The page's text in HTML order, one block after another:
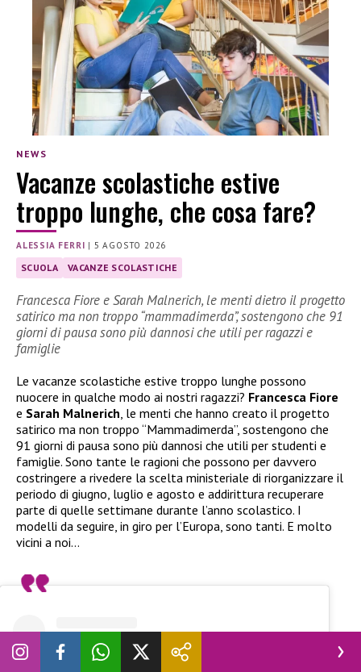
NEWS
Vacanze scolastiche estive
troppo lunghe, che cosa fare?
ALESSIA FERRI | 5 AGOSTO 2026
SCUOLA VACANZE SCOLASTICHE
Francesca Fiore e Sarah Malnerich, le menti dietro il progetto
satirico ma non troppo “mammadimerda”, sostengono che 91
giorni di pausa sono più dannosi che utili per ragazzi e
famiglie
Le vacanze scolastiche estive troppo lunghe possono
nuocere in qualche modo ai nostri ragazzi? Francesca Fiore
e Sarah Malnerich , le menti che hanno creato il progetto
satirico ma non troppo “Mammadimerda”, sostengono che
91 giorni di pausa sono più dannosi che utili per studenti e
famiglie. Sono tante le ragioni che possono per davvero
costringere a rivedere la scelta ministeriale di riorganizzare il
periodo di giugno, luglio e agosto e addirittura recuperare
parte di quelle settimane durante l’anno scolastico. I
modelli da seguire, in giro per l’Europa, sono tanti. E molto
vicini a noi…